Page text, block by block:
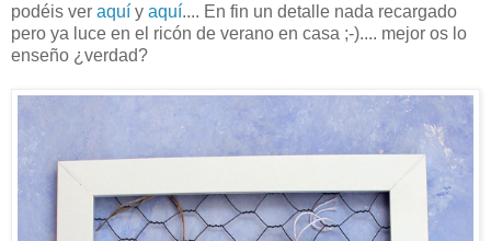
podéis ver aquí y aquí.... En fin un detalle nada recargado
pero ya luce en el ricón de verano en casa ;-).... mejor os lo
enseño ¿verdad?